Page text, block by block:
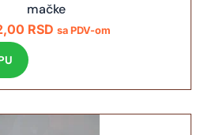
mačke
RSD sa PDV-om